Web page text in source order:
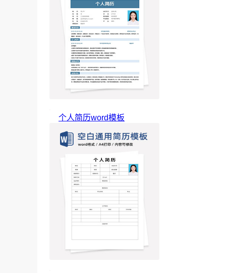
个人简历word模板